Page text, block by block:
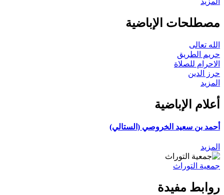
مصطلحات الإباضية
الله تعالى
حريم الطريق
الاحرام للصلاة
حرز الدين
المزيد
أعلام الإباضية
أحمد بن سعيد الخروصي (الستالي)
المزيد
جمعية التوراث
روابط مفيدة